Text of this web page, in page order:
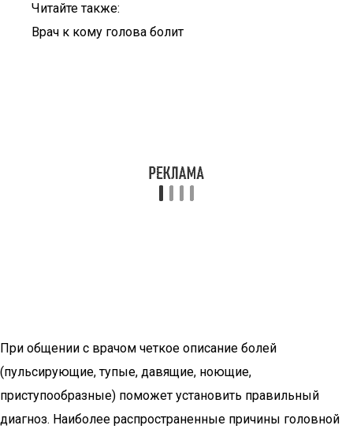
Читайте также:
Врач к кому голова болит
При общении с врачом четкое описание болей
(пульсирующие, тупые, давящие, ноющие,
приступообразные) поможет установить правильный
диагноз. Наиболее распространенные причины головной